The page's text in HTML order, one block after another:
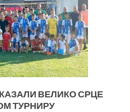
ВЕЛИКО СРЦЕ
ТУРНИРУ